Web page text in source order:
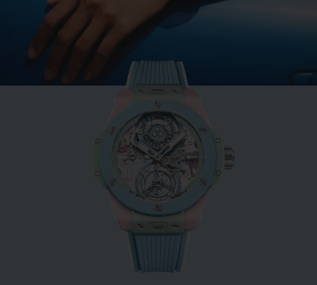
민트 그린 세라믹 33 MM
CAD 19,100 •